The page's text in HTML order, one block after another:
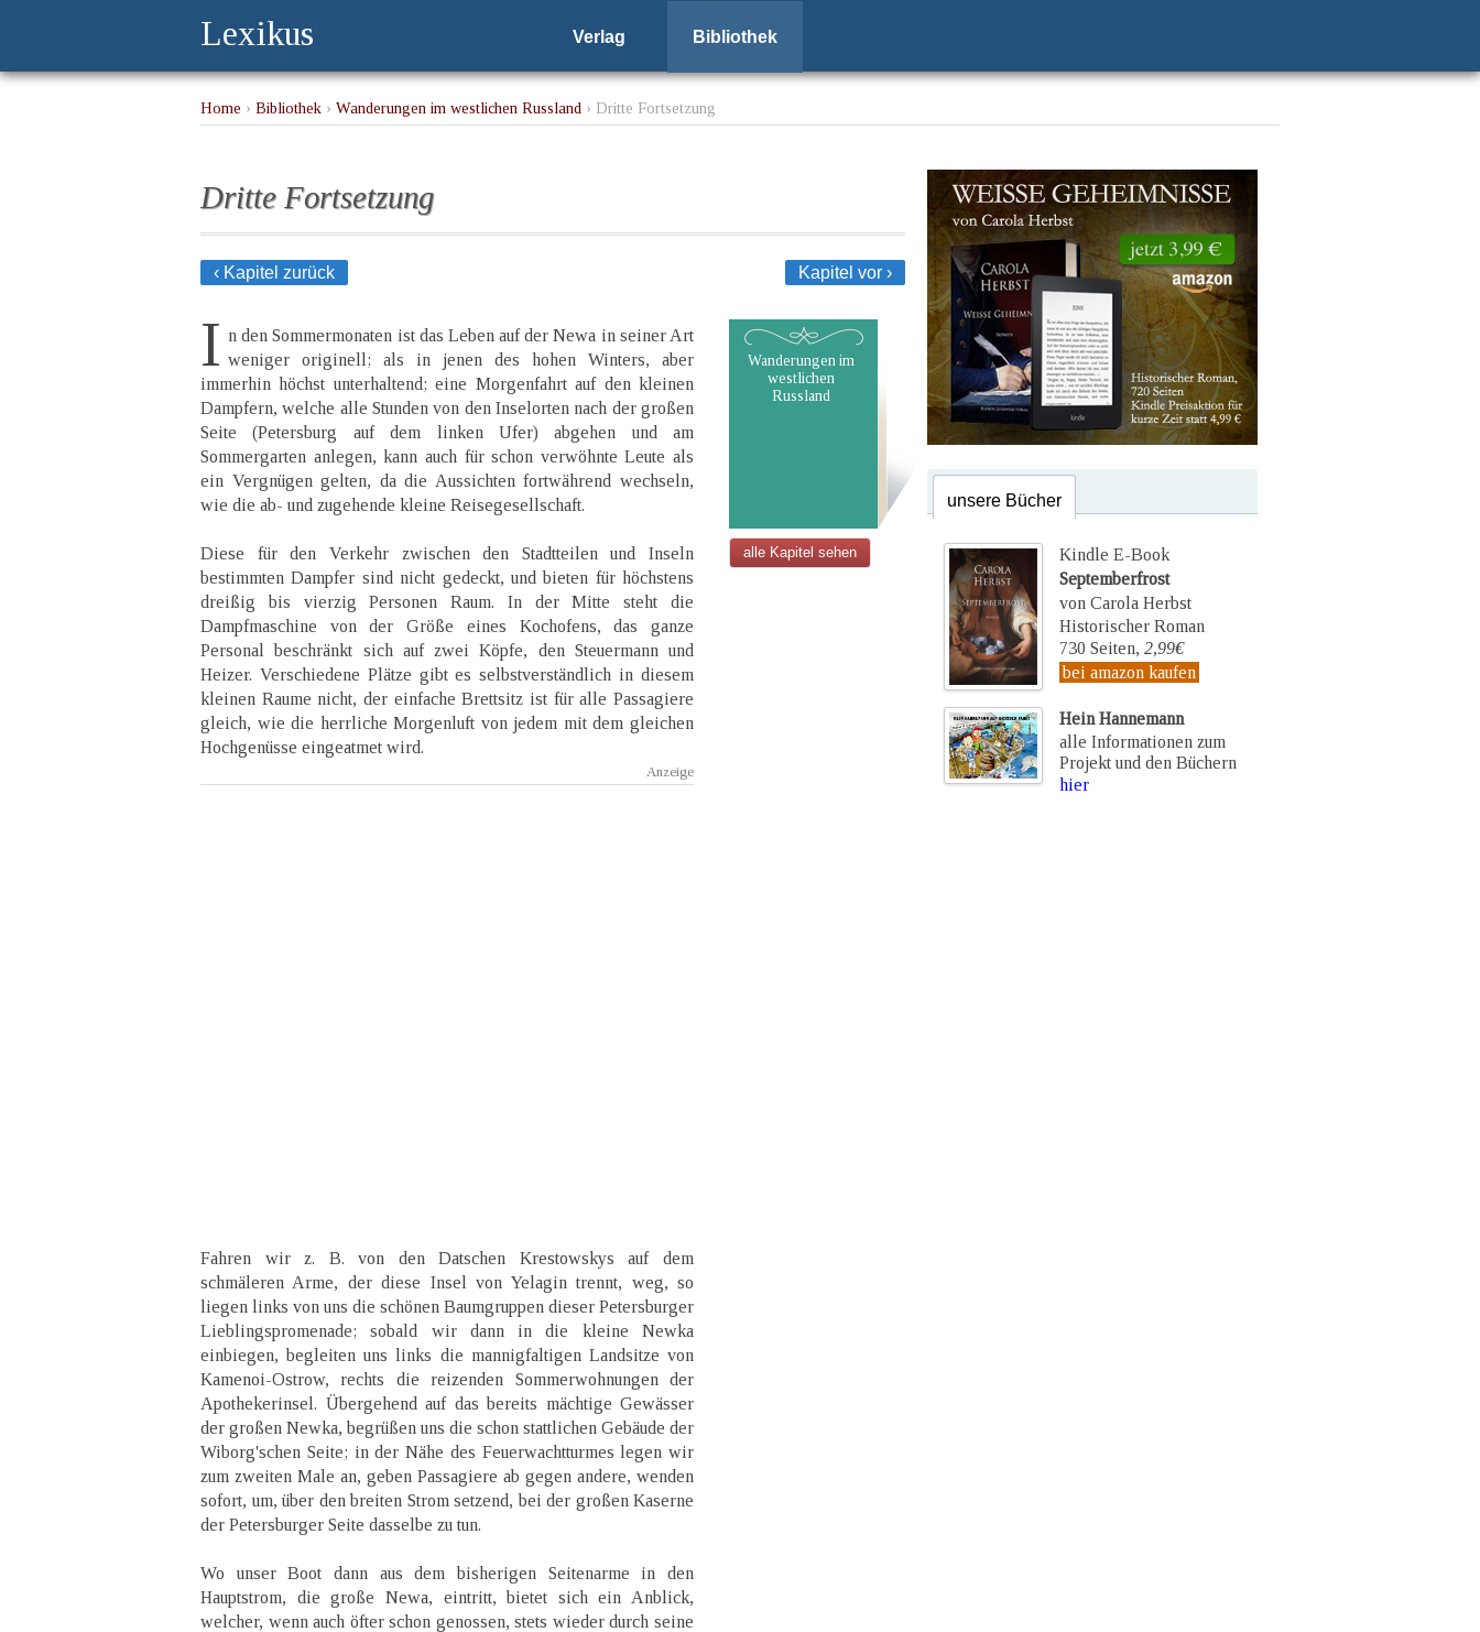
Lexikus Verlag Bibliothek
Home › Bibliothek › Wanderungen im westlichen Russland › Dritte Fortsetzung
Dritte Fortsetzung
‹ Kapitel zurück Kapitel vor ›
I n den Sommermonaten ist das Leben auf der Newa in seiner Art
weniger originell; als in jenen des hohen Winters, aber
immerhin höchst unterhaltend; eine Morgenfahrt auf den kleinen
Dampfern, welche alle Stunden von den Inselorten nach der großen
Seite (Petersburg auf dem linken Ufer) abgehen und am
Sommergarten anlegen, kann auch für schon verwöhnte Leute als
ein Vergnügen gelten, da die Aussichten fortwährend wechseln,
wie die ab- und zugehende kleine Reisegesellschaft.
Diese für den Verkehr zwischen den Stadtteilen und Inseln
bestimmten Dampfer sind nicht gedeckt, und bieten für höchstens
dreißig bis vierzig Personen Raum. In der Mitte steht die
Dampfmaschine von der Größe eines Kochofens, das ganze
Personal beschränkt sich auf zwei Köpfe, den Steuermann und
Heizer. Verschiedene Plätze gibt es selbstverständlich in diesem
kleinen Raume nicht, der einfache Brettsitz ist für alle Passagiere
gleich, wie die herrliche Morgenluft von jedem mit dem gleichen
Hochgenüsse eingeatmet wird.
Fahren wir z. B. von den Datschen Krestowskys auf dem
schmäleren Arme, der diese Insel von Yelagin trennt, weg, so
liegen links von uns die schönen Baumgruppen dieser Petersburger
Lieblingspromenade; sobald wir dann in die kleine Newka
einbiegen, begleiten uns links die mannigfaltigen Landsitze von
Kamenoi-Ostrow, rechts die reizenden Sommerwohnungen der
Apothekerinsel. Übergehend auf das bereits mächtige Gewässer
der großen Newka, begrüßen uns die schon stattlichen Gebäude der
Wiborg'schen Seite; in der Nähe des Feuerwachtturmes legen wir
zum zweiten Male an, geben Passagiere ab gegen andere, wenden
sofort, um, über den breiten Strom setzend, bei der großen Kaserne
der Petersburger Seite dasselbe zu tun.
Wo unser Boot dann aus dem bisherigen Seitenarme in den
Hauptstrom, die große Newa, eintritt, bietet sich ein Anblick,
welcher, wenn auch öfter schon genossen, stets wieder durch seine
Wanderungen im
westlichen
Russland
alle Kapitel sehen
unsere Bücher
Kindle E-Book
Septemberfrost
von Carola Herbst
Historischer Roman
730 Seiten, 2,99€
bei amazon kaufen
Hein Hannemann
alle Informationen zum
Projekt und den Büchern
hier